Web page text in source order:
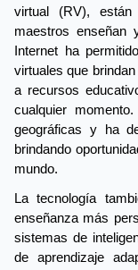
virtual (RV),
maestros enseñan
Internet ha
virtuales que
a recursos
cualquier
geográficas y ha
brindando
mundo.
La tecnología
enseñanza más
sistemas de
de aprendizaje